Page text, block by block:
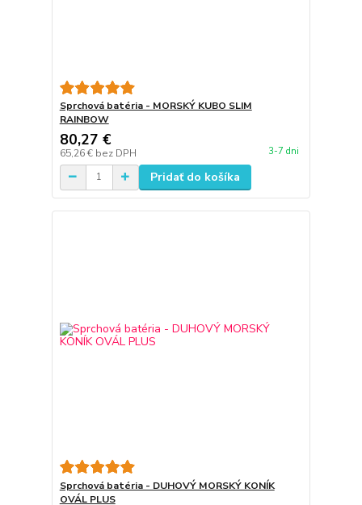
Sprchová batéria - MORSKÝ KUBO SLIM
RAINBOW
80,27 €
65,26 € bez DPH 3-7 dni
Pridať do košíka
Sprchová batéria - DUHOVÝ MORSKÝ KONÍK
OVÁL PLUS